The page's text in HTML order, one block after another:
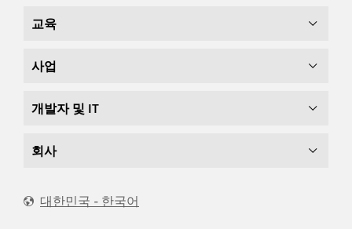
교육
사업
개발자 및 IT
회사
대한민국 - 한국어